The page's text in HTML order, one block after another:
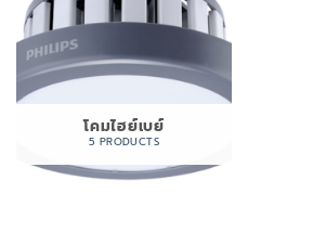
โคมไฮย์เบย์
5 PRODUCTS